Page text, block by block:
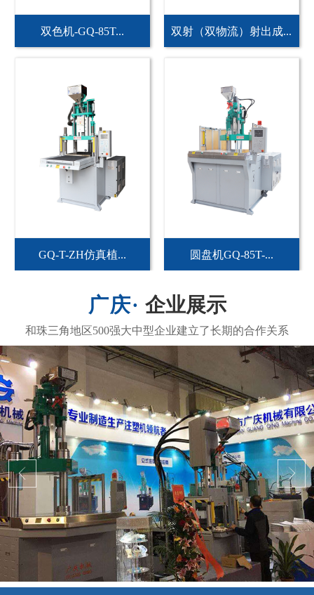
双色机-GQ-85T... 双射（双物流）射出成...
GQ-T-ZH仿真植... 圆盘机GQ-85T-...
企业展示